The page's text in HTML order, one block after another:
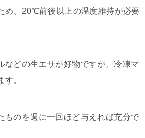
め、20℃前後以上の温度維持が必要
などの生エサが好物ですが、冷凍マ
す。
ものを週に一回ほど与えれば充分で